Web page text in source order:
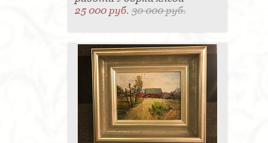
25 000 руб.30 000 руб.